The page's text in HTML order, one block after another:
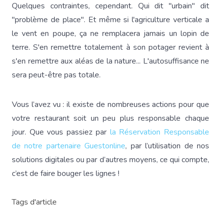
Quelques contraintes, cependant. Qui dit "urbain" dit
"problème de place". Et même si l'agriculture verticale a
le vent en poupe, ça ne remplacera jamais un lopin de
terre. S'en remettre totalement à son potager revient à
s'en remettre aux aléas de la nature... L'autosuffisance ne
sera peut-être pas totale.
Vous l’avez vu : il existe de nombreuses actions pour que
votre restaurant soit un peu plus responsable chaque
jour. Que vous passiez par la Réservation Responsable
de notre partenaire Guestonline, par l’utilisation de nos
solutions digitales ou par d’autres moyens, ce qui compte,
c’est de faire bouger les lignes !
Tags d'article